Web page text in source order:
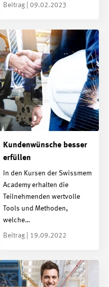
Beitrag | 09.02.2023
Kundenwünsche besser
erfüllen
In den Kursen der Swissmem
Academy erhalten die
Teilnehmenden wertvolle
Tools und Methoden,
welche…
Beitrag | 19.09.2022